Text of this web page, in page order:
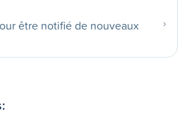
être notifié de nouveaux